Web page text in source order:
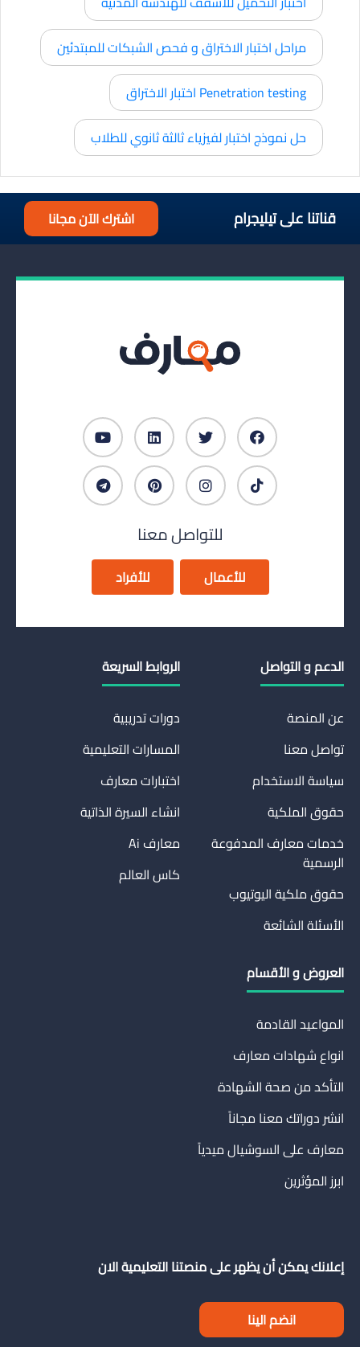
مراحل اختبار الاختراق و فحص الشبكات للمبتدئين
Penetration testing اختبار الاختراق
حل نموذج اختبار لفيزياء ثالثة ثانوي للطلاب
قناتنا على تيليجرام اشترك الآن مجانا
للتواصل معنا
للأعمال للأفراد
الدعم و التواصل
عن المنصة
تواصل معنا
سياسة الاستخدام
حقوق الملكية
خدمات معارف المدفوعة
الرسمية
حقوق ملكية اليوتيوب
الأسئلة الشائعة
الروابط السريعة
دورات تدريبية
المسارات التعليمية
اختبارات معارف
انشاء السيرة الذاتية
معارف Ai
كاس العالم
العروض و الأقسام
المواعيد القادمة
انواع شهادات معارف
التأكد من صحة الشهادة
انشر دوراتك معنا مجاناً
معارف على السوشيال ميدياً
ابرز المؤثرين
إعلانك يمكن أن يظهر على منصتنا التعليمية الان
انضم الينا